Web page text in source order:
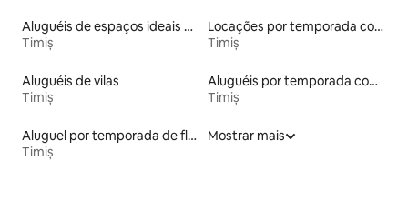
Aluguéis de espaços ideais para famílias
Timiș
Locações por temporada com piscina
Timiș
Aluguéis de vilas
Timiș
Aluguéis por temporada com sauna
Timiș
Aluguel por temporada de flats
Timiș
Mostrar mais